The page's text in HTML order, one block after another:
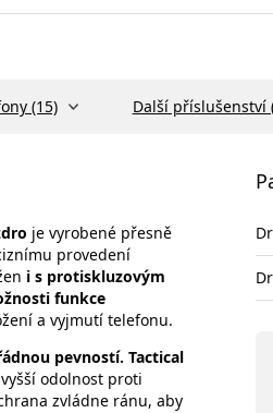
(15) Další příslušenství
je vyrobené přesně
provedení
i s protiskluzovým
funkce
a vyjmutí telefonu.
pevností. Tactical
odolnost proti
zvládne ránu, aby